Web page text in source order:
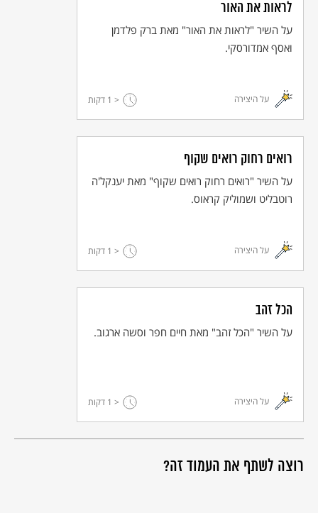
רוצה לשתף את העמוד זה?
לראות את האור
על השיר "לראות את האור" מאת ברק פלדמן
ואסף אמדורסקי.
על היצירה < 1 דקות
רואים רחוק רואים שקוף
על השיר "רואים רחוק רואים שקוף" מאת יענקל'ה
רוטבליט ושמוליק קראוס.
על היצירה < 1 דקות
הכל זהב
על השיר "הכל זהב" מאת חיים חפר וסשה ארגוב.
על היצירה < 1 דקות